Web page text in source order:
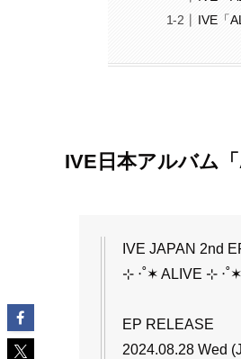
IVE「
IVE日本アルバム
IVE JAPAN 2nd
⊹ ‧˚✶ ALIVE ⊹ ‧˚✶
EP RELEASE
2024.08.28 Wed